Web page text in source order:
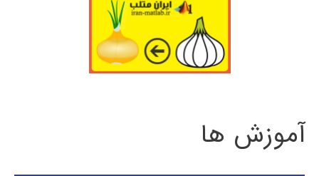
آموزش ها